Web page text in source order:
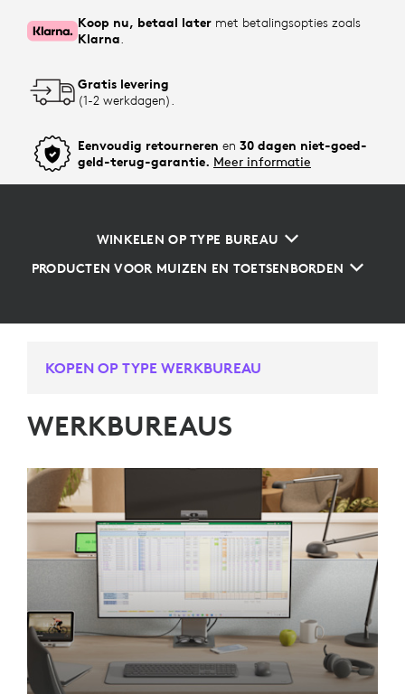
Koop nu, betaal later met betalingsopties zoals
Klarna.
Gratis levering
(1-2 werkdagen).
Eenvoudig retourneren en 30 dagen niet-goed-
geld-terug-garantie. Meer informatie
WINKELEN OP TYPE BUREAU
PRODUCTEN VOOR MUIZEN EN TOETSENBORDEN
KOPEN OP TYPE WERKBUREAU
WERKBUREAUS